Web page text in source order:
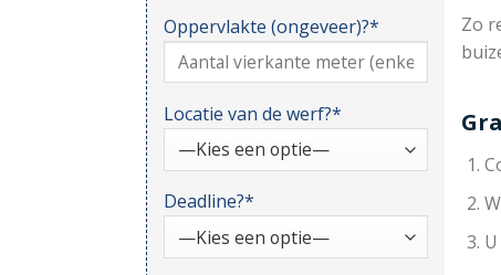
Oppervlakte (ongeveer)?*
Locatie van de werf?*
Deadline?*
Zo